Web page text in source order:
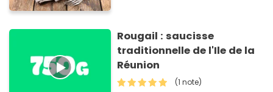
Rougail : saucisse
traditionnelle de l'Ile de la
Réunion
(1 note)